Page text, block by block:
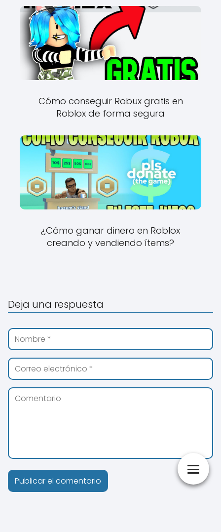
Cómo conseguir Robux gratis en
Roblox de forma segura
¿Cómo ganar dinero en Roblox
creando y vendiendo ítems?
Deja una respuesta